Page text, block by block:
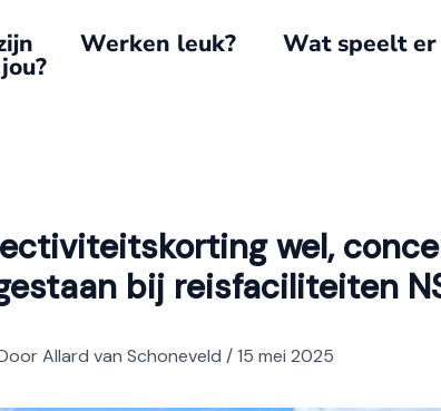
Werken leuk? Wat speelt er
wel,
bij reisfaciliteiten
Allard van Schoneveld /15 mei 2025